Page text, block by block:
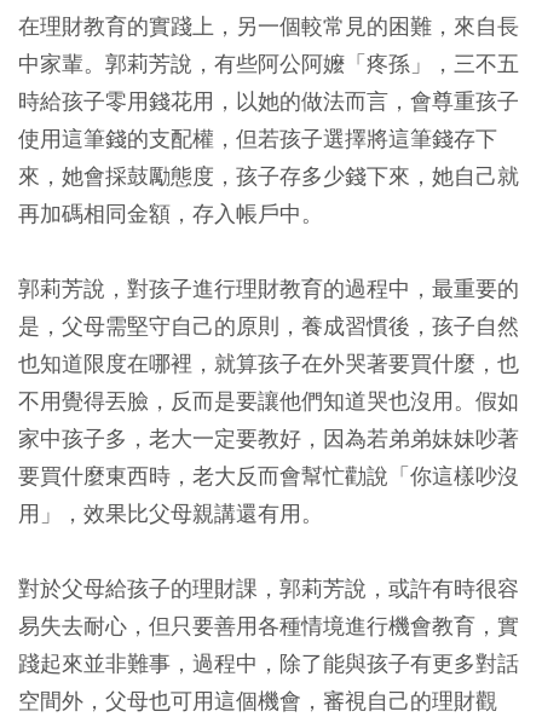
在理財教育的實踐上，另一個較常見的困難，來自長
中家輩。郭莉芳說，有些阿公阿嬤「疼孫」，三不五
時給孩子零用錢花用，以她的做法而言，會尊重孩子
使用這筆錢的支配權，但若孩子選擇將這筆錢存下
來，她會採鼓勵態度，孩子存多少錢下來，她自己就
再加碼相同金額，存入帳戶中。
郭莉芳說，對孩子進行理財教育的過程中，最重要的
是，父母需堅守自己的原則，養成習慣後，孩子自然
也知道限度在哪裡，就算孩子在外哭著要買什麼，也
不用覺得丟臉，反而是要讓他們知道哭也沒用。假如
家中孩子多，老大一定要教好，因為若弟弟妹妹吵著
要買什麼東西時，老大反而會幫忙勸說「你這樣吵沒
用」，效果比父母親講還有用。
對於父母給孩子的理財課，郭莉芳說，或許有時很容
易失去耐心，但只要善用各種情境進行機會教育，實
踐起來並非難事，過程中，除了能與孩子有更多對話
空間外，父母也可用這個機會，審視自己的理財觀